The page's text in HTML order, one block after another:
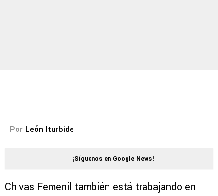
Por León Iturbide
¡Síguenos en Google News!
Chivas Femenil también está trabajando en